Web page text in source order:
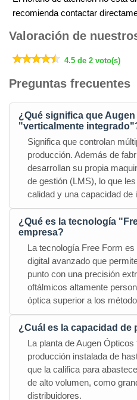
recomienda contactar
Valoración de
4.5 de 2 voto(s)
Preguntas frecuentes
¿Qué significa que
"verticalmente
Significa que controlan
producción. Además de
desarrollan su propia
de gestión (LMS), lo que
calidad y una capacidad de
¿Qué es la tecnología
empresa?
La tecnología Free Form
digital avanzado que
punto con una precisión
oftálmicos altamente
óptica superior a los
¿Cuál es la capacidad
La planta de Augen
producción instalada de
que la califica para
de alto volumen, como
distribuidores.